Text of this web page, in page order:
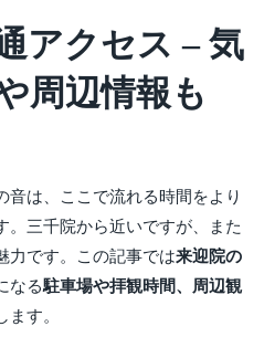
アクセス – 気
周辺情報も
音は、ここで流れる時間をより
。三千院から近いですが、また
力です。この記事では来迎院の
なる駐車場や拝観時間、周辺観
す。